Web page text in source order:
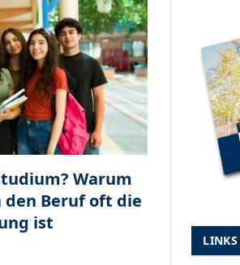
Warum
Beruf oft die
ist